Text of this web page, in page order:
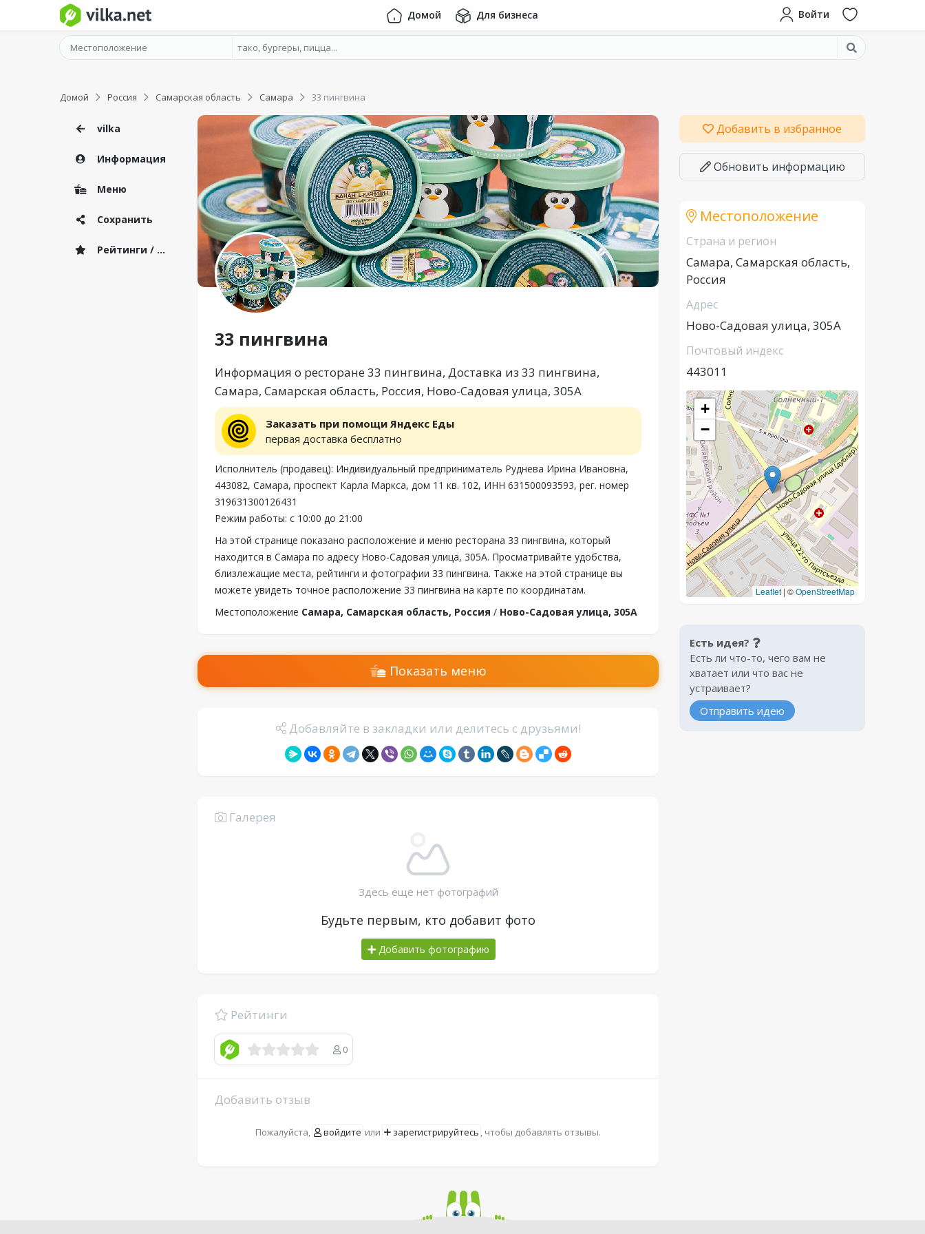
Домой Для бизнеса Войти
Домой Россия Самарская область Самара 33 пингвина
vilka
Информация
Меню
Сохранить
Рейтинги / Отзывы
33 пингвина
Информация о ресторане 33 пингвина, Доставка из 33 пингвина,
Самара, Самарская область, Россия, Ново-Садовая улица, 305А
Заказать при помощи Яндекс Еды
первая доставка бесплатно
Исполнитель (продавец): Индивидуальный предприниматель Руднева Ирина Ивановна,
443082, Самара, проспект Карла Маркса, дом 11 кв. 102, ИНН 631500093593, рег. номер
319631300126431
Режим работы: с 10:00 до 21:00
На этой странице показано расположение и меню ресторана 33 пингвина, который
находится в Самара по адресу Ново-Садовая улица, 305А. Просматривайте удобства,
близлежащие места, рейтинги и фотографии 33 пингвина. Также на этой странице вы
можете увидеть точное расположение 33 пингвина на карте по координатам.
Местоположение Самара, Самарская область, Россия / Ново-Садовая улица, 305А
Показать меню
Добавляйте в закладки или делитесь с друзьями!
Галерея
Здесь еще нет фотографий
Будьте первым, кто добавит фото
Добавить фотографию
Рейтинги
0
Добавить отзыв
Пожалуйста, войдите или зарегистрируйтесь , чтобы добавлять отзывы.
Добавить в избранное
Обновить информацию
Местоположение
Страна и регион
Самара, Самарская область,
Россия
Адрес
Ново-Садовая улица, 305А
Почтовый индекс
443011
+
−
Leaflet | ©OpenStreetMap
Есть идея?
Есть ли что-то, чего вам не
хватает или что вас не
устраивает?
Отправить идею